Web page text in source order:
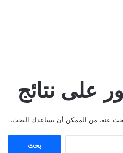
على نتائج
تبحث عنه. من الممكن أن يساعدك البحث.